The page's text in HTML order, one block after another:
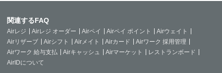
関連するFAQ
Airレジ Airレジ オーダー Airペイ Airペイ ポイント
Airウェイト
Airリザーブ
Airシフト Airメイト Airカード
Airワーク 採用管理
Airワーク 給与支払
Airキャッシュ Airマーケット
レストランボード
AirIDについて